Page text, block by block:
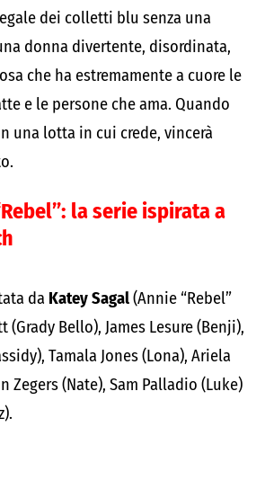
dei colletti blu senza una
donna divertente, disordinata,
che ha estremamente a cuore le
e le persone che ama. Quando
una lotta in cui crede, vincerà
la serie ispirata a
da Katey Sagal(Annie “Rebel”
(Grady Bello), James Lesure (Benji),
Tamala Jones (Lona), Ariela
Zegers (Nate), Sam Palladio (Luke)